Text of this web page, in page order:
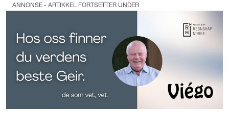
ANNONSE - ARTIKKEL FORTSETTER UNDER